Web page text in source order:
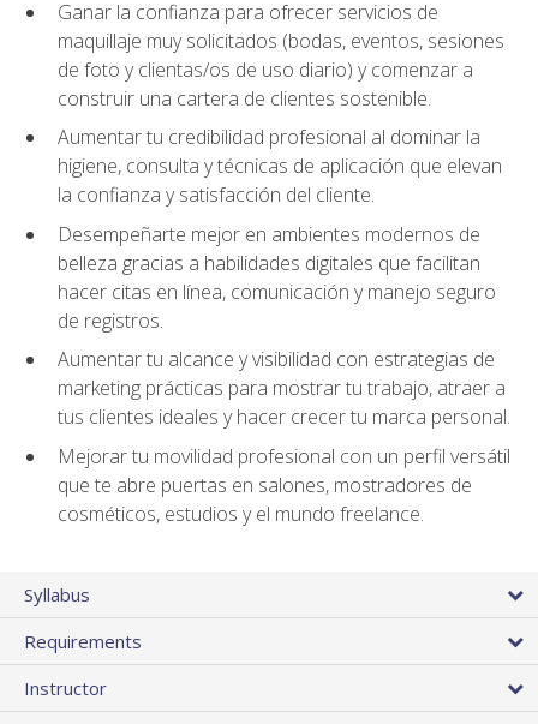
Ganar la confianza para ofrecer servicios de
maquillaje muy solicitados (bodas, eventos, sesiones
de foto y clientas/os de uso diario) y comenzar a
construir una cartera de clientes sostenible.
Aumentar tu credibilidad profesional al dominar la
higiene, consulta y técnicas de aplicación que elevan
la confianza y satisfacción del cliente.
Desempeñarte mejor en ambientes modernos de
belleza gracias a habilidades digitales que facilitan
hacer citas en línea, comunicación y manejo seguro
de registros.
Aumentar tu alcance y visibilidad con estrategias de
marketing prácticas para mostrar tu trabajo, atraer a
tus clientes ideales y hacer crecer tu marca personal.
Mejorar tu movilidad profesional con un perfil versátil
que te abre puertas en salones, mostradores de
cosméticos, estudios y el mundo freelance.
Syllabus
Requirements
Instructor